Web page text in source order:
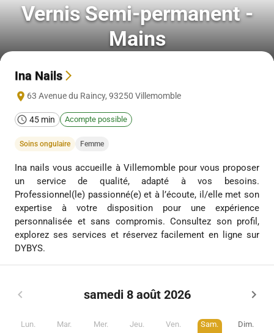
Vernis Semi-permanent -
Mains
Ina Nails
63 Avenue du Raincy, 93250 Villemomble
45 min Acompte possible
Soins ongulaire Femme
Ina nails vous accueille à Villemomble pour vous proposer
un service de qualité, adapté à vos besoins.
Professionnel(le) passionné(e) et à l’écoute, il/elle met son
expertise à votre disposition pour une expérience
personnalisée et sans compromis. Consultez son profil,
explorez ses services et réservez facilement en ligne sur
DYBYS.
samedi 8 août 2026
Lun. Mar. Mer. Jeu. Ven. Sam. Dim.